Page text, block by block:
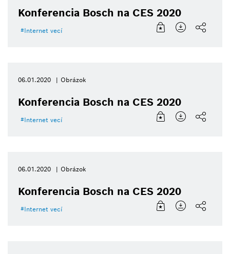
Konferencia Bosch na CES 2020
Internet vecí
06.01.2020 Obrázok
Konferencia Bosch na CES 2020
Internet vecí
06.01.2020 Obrázok
Konferencia Bosch na CES 2020
Internet vecí